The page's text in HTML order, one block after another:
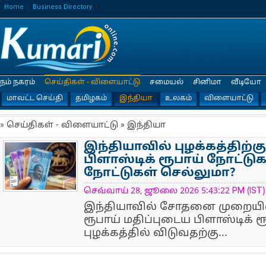
Home Business Directory
நம் நகரம்
செய்திகள் - விளையாட்டு
மாவட்ட செய்தி
தமிழகம் இந்தியா உலகம் விளையாட்டு
சமையல் சினிமா வீடியோ
» செய்திகள் - விளையாட்டு » இந்தியா
NewsIcon
இந்தியாவில் புழக்கத்திற்கு
பிளாஸ்டிக் ரூபாய்
நோட்டுகள் செல்லுமா?
செவ்வாய் 28, ஜூலை 2026 5:43:22 PM (IST)
இந்தியாவில் சோதனை முறையில்
ரூபாய் மதிப்புடைய
புழக்கத்தில் விடுவதற்கு...